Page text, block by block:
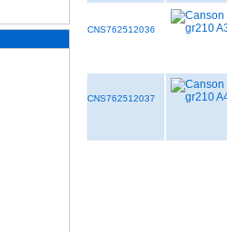
CNS762512036
CNS762512037